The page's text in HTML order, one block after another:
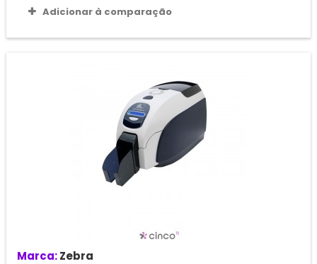
Adicionar à comparação
Marca:Zebra